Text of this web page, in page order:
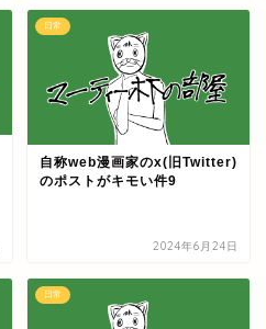
日常
自称web漫画家のx(旧Twitter)
のポストがキモい件9
2024年6月24日
日常